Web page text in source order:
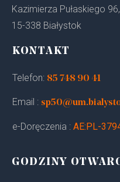
Kazimierza Pułaskiego 96,
15-338 Białystok
KONTAKT
Telefon: 85 748 90 41
Email :
e-Doręczenia : AE:PL-
GODZINY